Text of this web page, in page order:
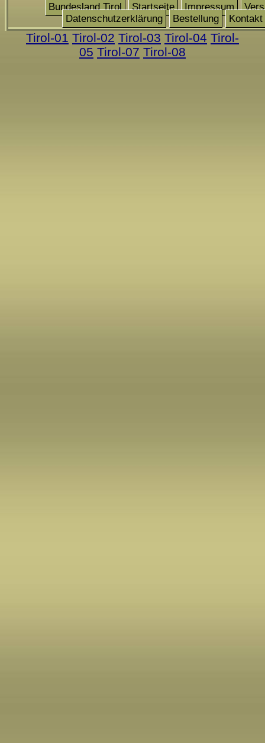
Bundesland Tirol Startseite Impressum
Datenschutzerklärung
Bestellung Kontakt
Tirol-01 Tirol-02 Tirol-03 Tirol-04 Tirol-
05 Tirol-07 Tirol-08